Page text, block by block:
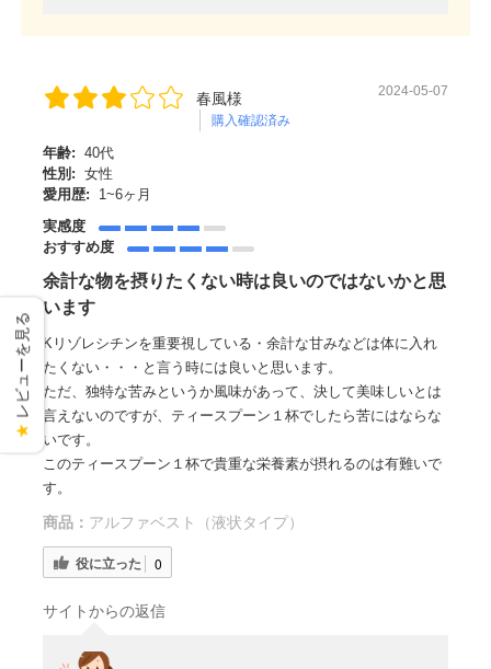
春風様
購入確認済み
2024-05-07
年齢: 40代
性別: 女性
愛用歴:
1~6ヶ月
実感度
おすすめ度
余計な物を摂りたくない時は良いのではないかと思
います
Kリゾレシチンを重要視している・余計な甘みなどは体に入れ
たくない・・・と言う時には良いと思います。
ただ、独特な苦みというか風味があって、決して美味しいとは
言えないのですが、ティースプーン１杯でしたら苦にはならな
いです。
このティースプーン１杯で貴重な栄養素が摂れるのは有難いで
す。
商品： アルファベスト（液状タイプ）
役に立った 0
サイトからの返信
★
レビューを見る